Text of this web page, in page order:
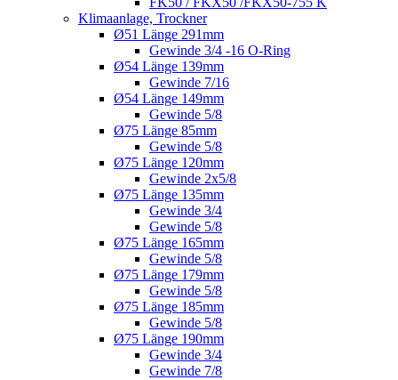
Klimaanlage, Trockner
Ø51 Länge 291mm
Gewinde 3/4 -16 O-Ring
Ø54 Länge 139mm
Gewinde 7/16
Ø54 Länge 149mm
Gewinde 5/8
Ø75 Länge 85mm
Gewinde 5/8
Ø75 Länge 120mm
Gewinde 2x5/8
Ø75 Länge 135mm
Gewinde 3/4
Gewinde 5/8
Ø75 Länge 165mm
Gewinde 5/8
Ø75 Länge 179mm
Gewinde 5/8
Ø75 Länge 185mm
Gewinde 5/8
Ø75 Länge 190mm
Gewinde 3/4
Gewinde 7/8